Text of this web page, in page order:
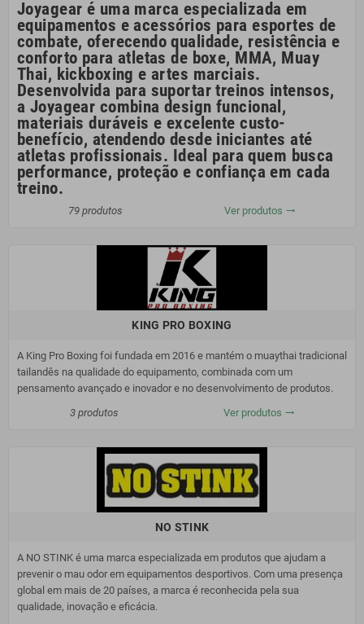
Joyagear é uma marca especializada em
equipamentos e acessórios para esportes de
combate, oferecendoqualidade, resistência e
confortopara atletas de boxe, MMA, Muay
Thai, kickboxing e artes marciais.
Desenvolvida para suportar treinos intensos,
a Joyagear combinadesign funcional,
materiais duráveis e excelente custo-
benefício, atendendo desde iniciantes até
atletas profissionais. Ideal para quem busca
performance, proteção e confiança em cada
treino.
79 produtos Ver produtos trending_flat
KING PRO BOXING
A King Pro Boxing foi fundada em 2016 e mantém o muaythai tradicional
tailandês na qualidade do equipamento, combinada com um
pensamento avançado e inovador e no desenvolvimento de produtos.
3 produtos
Ver produtos trending_flat
NO STINK
A NO STINK é uma marca especializada em produtos que ajudam a
prevenir o mau odor em equipamentos desportivos. Com uma presença
global em mais de 20 países, a marca é reconhecida pela sua
qualidade, inovação e eficácia.